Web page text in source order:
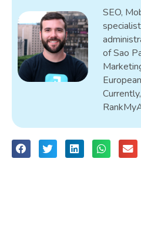
SEO,
of Sao